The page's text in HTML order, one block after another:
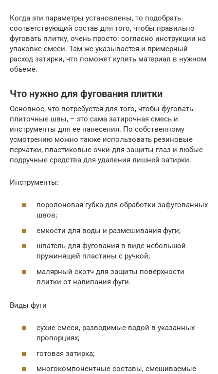
Когда эти параметры установлены, то подобрать
соответствующий состав для того, чтобы правильно
фуговать плитку, очень просто: согласно инструкции на
упаковке смеси. Там же указывается и примерный
расход затирки, что поможет купить материал в нужном
объеме.
Что нужно для фугования плитки
Основное, что потребуется для того, чтобы фуговать
плиточные швы, – это сама затирочная смесь и
инструменты для ее нанесения. По собственному
усмотрению можно также использовать резиновые
перчатки, пластиковые очки для защиты глаз и любые
подручные средства для удаления лишней затирки.
Инструменты:
поролоновая губка для обработки зафугованных
швов;
емкости для воды и размешивания фуги;
шпатель для фугования в виде небольшой
пружинящей пластины с ручкой;
малярный скотч для защиты поверхности
плитки от налипания фуги.
Виды фуги
сухие смеси, разводимые водой в указанных
пропорциях;
готовая затирка;
многокомпонентные составы, смешиваемые